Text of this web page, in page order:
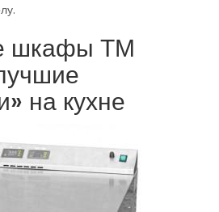
шкафы ТМ
на кухне